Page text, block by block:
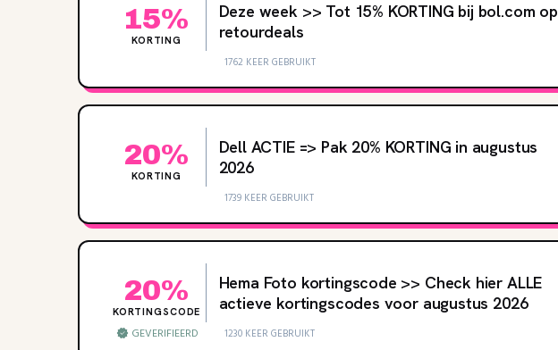
15%
KORTING
Deze week >> Tot 15% KORTING bij bol.com op
retourdeals
1762 KEER GEBRUIKT
20%
KORTING
Dell ACTIE => Pak 20% KORTING in augustus
2026
1739 KEER GEBRUIKT
20%
KORTINGSCODE
Hema Foto kortingscode >> Check hier ALLE
actieve kortingscodes voor augustus 2026
GEVERIFIEERD 1230 KEER GEBRUIKT